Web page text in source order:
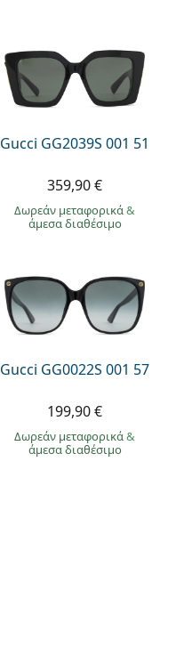
Gucci GG2039S 001 51
359,90 €
Δωρεάν μεταφορικά&
άμεσα διαθέσιμο
Gucci GG0022S 001 57
199,90 €
Δωρεάν μεταφορικά&
άμεσα διαθέσιμο